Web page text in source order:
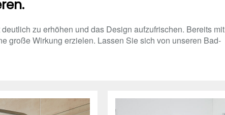
zu erhöhen und das Design aufzufrischen. Bereits mit
große Wirkung erzielen. Lassen Sie sich von unseren Bad-